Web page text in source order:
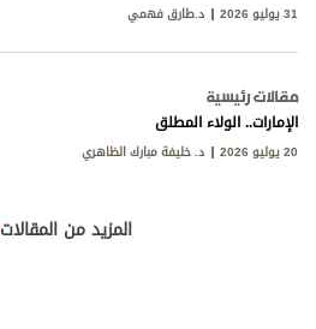
31 يوليو 2026 د.طارق فهمي
مقالات رئيسية
الإمارات.. الولاء المطلق
20 يوليو 2026 د. خليفة مبارك الظاهري
المزيد من المقالات